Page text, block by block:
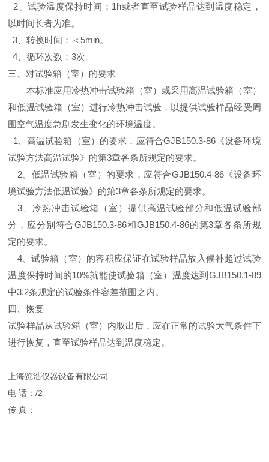
2 、试验温度保持时间：1h或者直至试验样品达到温度稳定，
以时间长者为准。
3 、转换时间： ＜ 5min。
4 、循环次数：3次。
三、对试验箱（室）的要求
本标准应用冷热冲击试验箱（室）或采用高温试验箱（室）
和低温试验箱（室）进行冷热冲击试验，以提供试验样品经受周
围空气温度急剧发生变化的环境温度。
1
高温试验箱（室）的要求，应符合GJB150.3-86《设备环境
试验方法高温试验》的第3章各条所规定的要求。
2、 低温试验箱（室）的要求，应符合GJB150.4-86《设备环
境试验方法低温试验》的第3章各条所规定的要求。
3 、冷热冲击试验箱（室）提供高温试验部分和低温试验部
分，应分别符合GJB150.3-86和GJB150.4-86的第3章各条所规
定的要求。
4、试验箱（室）的容积应保证在试验样品放入候补超过试验
温度保持时间的10%就能使试验箱（室）温度达到GJB150.1-89
中3.2条规定的试验条件容差范围之内。
四、恢复
试验样品从试验箱（室）内取出后，应在正常的试验大气条件下
进行恢复，直至试验样品达到温度稳定。
上海览浩仪器设备有限公司
电 话：/2
传 真：